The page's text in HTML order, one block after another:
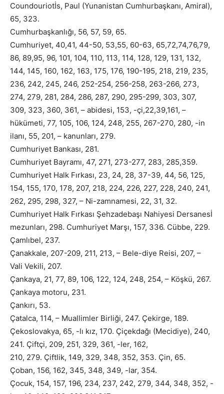
Coundouriotİs, Paul (Yunanistan Cumhurbaşkanı, Amiral),
65, 323.
Cumhurbaşkanlığı, 56, 57, 59, 65.
Cumhuriyet, 40,41, 44-50, 53,55, 60-63, 65,72,74,76,79,
86, 89,95, 96, 101, 104, 110, 113, 114, 128, 129, 131, 132,
144, 145, 160, 162, 163, 175, 176, 190-195, 218, 219, 235,
236, 242, 245, 246, 252-254, 256-258, 263-266, 273,
274, 279, 281, 284, 286, 287, 290, 295-299, 303, 307,
309, 323, 360, 361, – abidesi, 153, -çi,22,39,161, –
hükümeti, 77, 105, 106, 124, 248, 255, 267-270, 280, -in
ilanı, 55, 201, – kanunları, 279.
Cumhuriyet Bankası, 281.
Cumhuriyet Bayramı, 47, 271, 273-277, 283, 285,359.
Cumhuriyet Halk Fırkası, 23, 24, 28, 37-39, 44, 56, 125,
154, 155, 170, 178, 207, 218, 224, 226, 227, 228, 240, 241,
262, 295, 298, 327, – Ni-zamnamesi, 22, 31, 32.
Cumhuriyet Halk Fırkası Şehzadebaşı Nahiyesi Dersanesİ
mezunları, 298. Cumhuriyet Marşı, 157, 336. Cübbe, 229.
Çamlıbel, 237.
Çanakkale, 207-209, 211, 213, – Bele-diye Reisi, 207, –
Vali Vekili, 207.
Çankaya, 21, 77, 89, 106, 122, 124, 248, 254, – Köşkü, 267.
Çankaya motoru, 231.
Çankırı, 53.
Çatalca, 114, – Muallimler Birliği, 247. Çekirge, 189.
Çekoslovakya, 65, -lı kız, 170. Çiçekdağı (Mecidiye), 240,
241. Çiftçi, 209, 251, 329, 361, -ler, 162,
210, 279. Çiftlik, 149, 329, 348, 352, 353. Çin, 65.
Çoban, 156, 162, 345, 348, 349, -lar, 354.
Çocuk, 154, 157, 196, 234, 237, 242, 279, 344, 348, 352, -